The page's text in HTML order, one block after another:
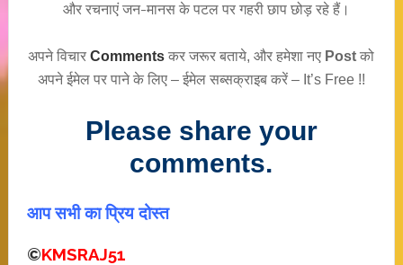
और रचनाएं जन-मानस के पटल पर गहरी छाप छोड़ रहे हैं।
अपने विचारComments कर जरूर बताये, और हमेशा नए Post को
अपने ईमेल पर पाने के लिए – ईमेल सब्सक्राइब करें – It’s Free !!
Please share your
comments.
आप सभी का प्रिय दोस्त
©KMSRAJ51